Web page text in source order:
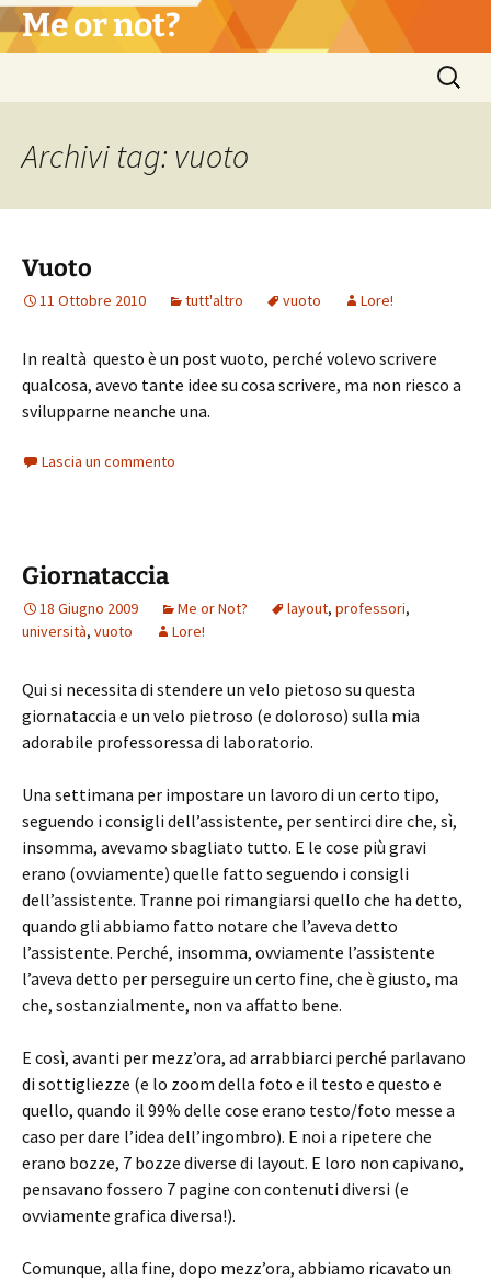
Vai
al Me or not?
Ricerca
per:
Archivi tag: vuoto
Vuoto
11 Ottobre 2010 tutt'altro vuoto Lore!
In realtà questo è un post vuoto, perché volevo scrivere
qualcosa, avevo tante idee su cosa scrivere, ma non riesco a
svilupparne neanche una.
Lascia un commento
Giornataccia
18 Giugno 2009 Me or Not? layout, professori,
università, vuoto Lore!
Qui si necessita di stendere un velo pietoso su questa
giornataccia e un velo pietroso (e doloroso) sulla mia
adorabile professoressa di laboratorio.
Una settimana per impostare un lavoro di un certo tipo,
seguendo i consigli dell’assistente, per sentirci dire che, sì,
insomma, avevamo sbagliato tutto. E le cose più gravi
erano (ovviamente) quelle fatto seguendo i consigli
dell’assistente. Tranne poi rimangiarsi quello che ha detto,
quando gli abbiamo fatto notare che l’aveva detto
l’assistente. Perché, insomma, ovviamente l’assistente
l’aveva detto per perseguire un certo fine, che è giusto, ma
che, sostanzialmente, non va affatto bene.
E così, avanti per mezz’ora, ad arrabbiarci perché parlavano
di sottigliezze (e lo zoom della foto e il testo e questo e
quello, quando il 99% delle cose erano testo/foto messe a
caso per dare l’idea dell’ingombro). E noi a ripetere che
erano bozze, 7 bozze diverse di layout. E loro non capivano,
pensavano fossero 7 pagine con contenuti diversi (e
ovviamente grafica diversa!).
Comunque, alla fine, dopo mezz’ora, abbiamo ricavato un